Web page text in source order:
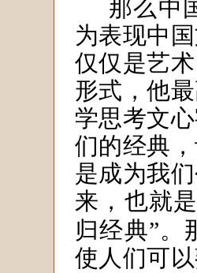
那么中
为表现中
仅仅是艺
形式，他
学思考文
们的经典
是成为我
来，也就
归经典”。
使人们可